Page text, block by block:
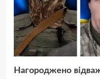
Нагороджено